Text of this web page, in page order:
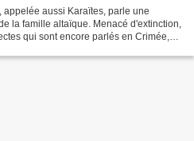
appelée aussi Karaïtes, parle une
la famille altaïque. Menacé d'extinction,
qui sont encore parlés en Crimée,